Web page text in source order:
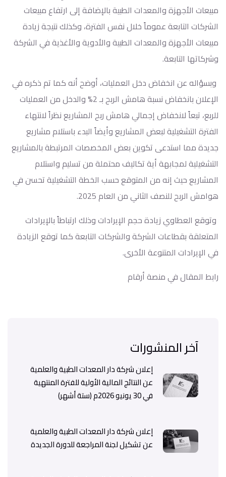
مبيعات الأجهزة والمعدات الطبية بالإضافة إلى ارتفاع مبيعات
الشركات التابعة عموماً خلال نفس الفترة، وكذلك نتيجة زيادة
مبيعات الأجهزة والمعدات الطبية والأدوية والأغذية في الشركة
وشركاتها التابعة.
وبسؤاله عن انخفاض دخل العمليات، أوضح أنه كما تم ذكره في
الإعلان بانخفاض نسبة هامش الربح بـ 2% والدخل من العمليات
للربع، تبعاً لانخفاض إجمالي هامش ربح المشاريع نظراً لانتهاء
الفترة التشغيلية لبعض المشاريع وأيضاً البدء باستلام مشاريع
جديدة مما استدعى تكوين بعض المخصصات المرتبطة بالمشاريع
التشغيلية لمجابهة أية تكاليف محتملة من تسليم واستلام
المشاريع حيث إنه من المتوقع حسب الخطة التشغيلية تحسن في
هوامش الربح للنصف الثاني من العام 2025.
وتوقع العطاوي زيادة حجم الإيرادات وذلك ارتباطاً بالإيرادات
المتعلقة بقطاعات الشركة والشركات التابعة كما توقع الزيادة
في الإيرادات المتنوعة الأخرى.
رابط المقال في منصة أرقام
آخر المنشورات
إعلان شركة دار المعدات الطبية والعلمية
عن النتائج المالية الأولية للفترة المنتهية
في 30 يونيو 2026م (ستة أشهر)
إعلان شركة دار المعدات الطبية والعلمية
عن تشكيل لجنة المراجعة للدورة الجديدة